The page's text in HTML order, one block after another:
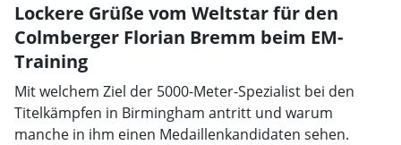
Lockere Grüße vom Weltstar für den
Colmberger Florian Bremm beim EM-
Training
Mit welchem Ziel der 5000-Meter-Spezialist bei den
Titelkämpfen in Birmingham antritt und warum
manche in ihm einen Medaillenkandidaten sehen.